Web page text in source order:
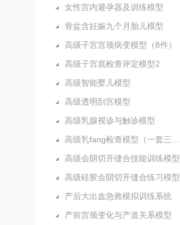
女性宫内避孕器及训练模型
骨盆含妊娠九个月胎儿模型
高级子宫宫颈病变模型（8件）
高级子宫底检查评定模型2
高级智能婴儿模型
高级透明刮宫模型
高级乳腺视诊与触诊模型
高级会阴切开缝合技能训练模型
高级硅胶会阴切开缝合练习模型
产后大出血急救模拟训练系统
产前宫颈变化与产道关系模型